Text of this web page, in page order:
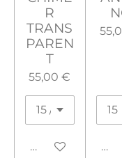
R
TRANS
PAREN
T
55,00 €
In den